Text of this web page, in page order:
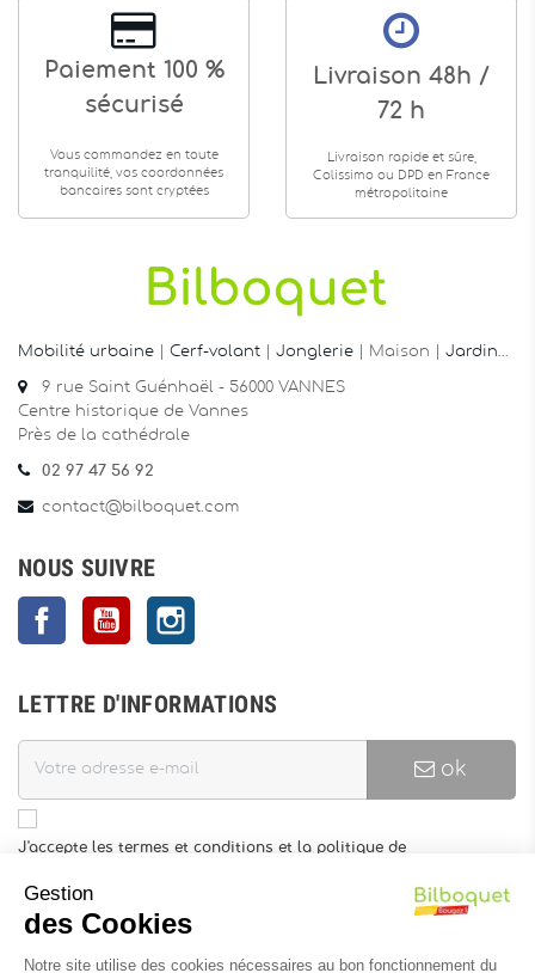
Paiement 100 %
sécurisé
Vous commandez en toute
tranquilité, vos coordonnées
bancaires sont cryptées
Livraison 48h /
72 h
Livraison rapide et sûre,
Colissimo ou DPD en France
métropolitaine
Mobilité urbaine Cerf-volant Jonglerie | Maison | Jardin
9 rue Saint Guénhaël - 56000 VANNES
Centre historique de Vannes
Près de la cathédrale
02 97 47 56 92
contact@bilboquet.com
NOUS SUIVRE
FacebookYouTube
LETTRE D'INFORMATIONS
ok
J'accepte les termes et conditions et la politique de
Vous pouvez vous désinscrire à tout moment. Vous trouverez pour
cela nos informations de contact dans les conditions d'utilisation
Gestion
des Cookies
Notre site utilise des cookies nécessaires au bon fonctionnement du